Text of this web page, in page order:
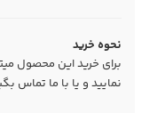
نحوه خرید
برای خرید این محصول
نمایید و یا با ما تماس